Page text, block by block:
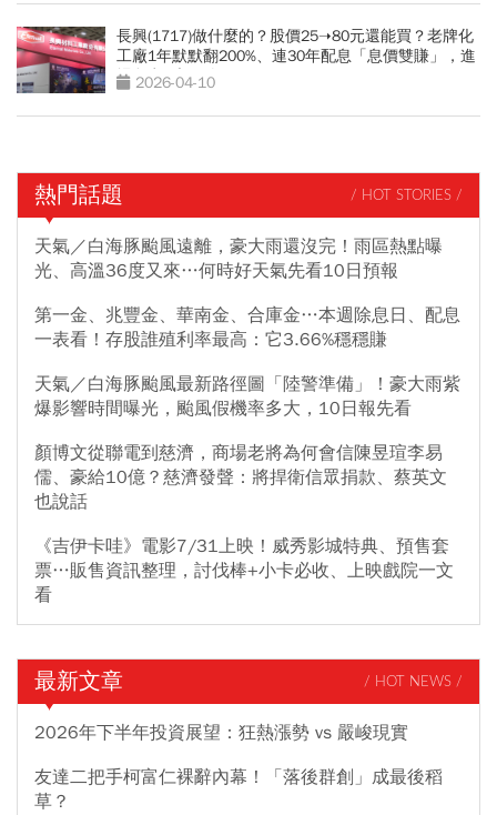
長興(1717)做什麼的？股價25➝80元還能買？老牌化
工廠1年默默翻200%、連30年配息「息價雙賺」，進
場留意3大風險
2026-04-10
熱門話題 / HOT STORIES /
天氣／白海豚颱風遠離，豪大雨還沒完！雨區熱點曝
光、高溫36度又來…何時好天氣先看10日預報
第一金、兆豐金、華南金、合庫金…本週除息日、配息
一表看！存股誰殖利率最高：它3.66%穩穩賺
天氣／白海豚颱風最新路徑圖「陸警準備」！豪大雨紫
爆影響時間曝光，颱風假機率多大，10日報先看
顏博文從聯電到慈濟，商場老將為何會信陳昱瑄李易
儒、豪給10億？慈濟發聲：將捍衛信眾捐款、蔡英文
也說話
《吉伊卡哇》電影7/31上映！威秀影城特典、預售套
票…販售資訊整理，討伐棒+小卡必收、上映戲院一文
看
最新文章 / HOT NEWS /
2026年下半年投資展望：狂熱漲勢 vs 嚴峻現實
友達二把手柯富仁裸辭內幕！「落後群創」成最後稻
草？